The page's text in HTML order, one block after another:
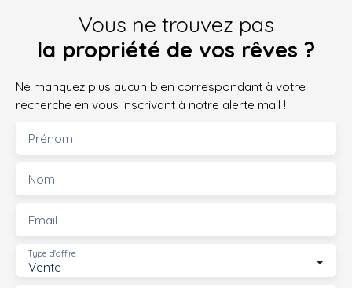
Vous ne trouvez pas
la propriété de vos rêves ?
Ne manquez plus aucun bien correspondant à votre
recherche en vous inscrivant à notre alerte mail !
Prénom
Nom
Email
Vente
Type d'offre